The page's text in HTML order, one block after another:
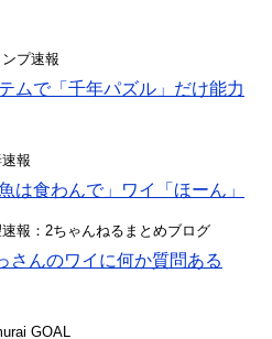
プ速報
ムで「千年パズル」だけ能力
報
は食わんで」ワイ「ほーん」
報：2ちゃんねるまとめブログ
さんのワイに何か質問ある
GOAL